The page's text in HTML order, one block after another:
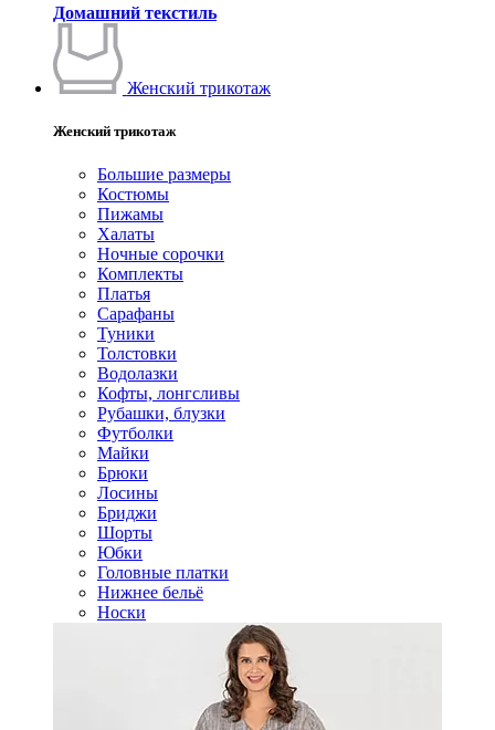
Домашний текстиль
Женский трикотаж
Женский трикотаж
Большие размеры
Костюмы
Пижамы
Халаты
Ночные сорочки
Комплекты
Платья
Сарафаны
Туники
Толстовки
Водолазки
Кофты, лонгсливы
Рубашки, блузки
Футболки
Майки
Брюки
Лосины
Бриджи
Шорты
Юбки
Головные платки
Нижнее бельё
Носки